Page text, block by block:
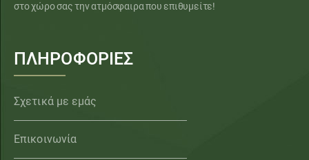
στο χώρο σας την ατμόσφαιρα που επιθυμείτε!
ΠΛΗΡΟΦΟΡΙΕΣ
Σχετικά με εμάς
Επικοινωνία